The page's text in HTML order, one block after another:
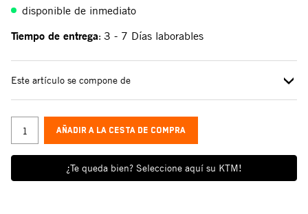
disponible de inmediato
Tiempo de entrega: 3 - 7 Días laborables
Este artículo se compone de
¿Te queda bien? Seleccione aquí su KTM!
AÑADIR A LA CESTA DE COMPRA